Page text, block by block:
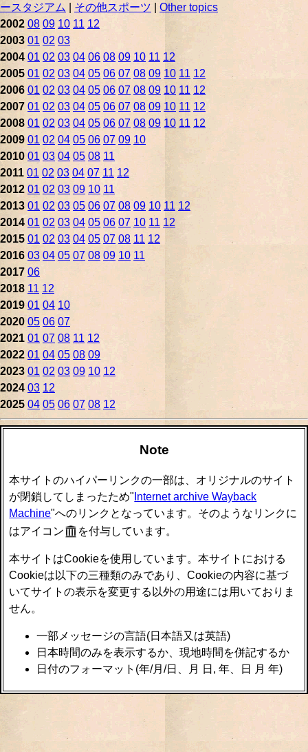
ースタジアム
その他スポーツ
Other topics
2002 08 09 10 11 12
2003 01 02 03
2004 01 02 03 04 06 08 09 10 11 12
2005 01 02 03 04 05 06 07 08 09 10 11 12
2006 01 02 03 04 05 06 07 08 09 10 11 12
2007 01 02 03 04 05 06 07 08 09 10 11 12
2008 01 02 03 04 05 06 07 08 09 10 11 12
2009 01 02 04 05 06 07 09 10
2010 01 03 04 05 08 11
2011 01 02 03 04 07 11 12
2012 01 02 03 09 10 11
2013 01 02 03 05 06 07 08 09 10 11 12
2014 01 02 03 04 05 06 07 10 11 12
2015 01 02 03 04 05 07 08 11 12
2016 03 04 05 07 08 09 10 11
2017 06
2018 11 12
2019 01 04 10
2020 05 06 07
2021 01 07 08 11 12
2022 01 04 05 08 09
2023 01 02 03 09 10 12
2024 03 12
2025 04 05 06 07 08 12
Note
本サイトのハイパーリンクの一部は、オリジナルのサイト
が閉鎖してしまったため" Internet archive Wayback
Machine"へのリンクとなっています。そのようなリンクに
はアイコン
を付与しています。
本サイトはCookieを使用しています。本サイトにおける
Cookieは以下の三種類のみであり、Cookieの内容に基づ
いてサイトの表示を変更する以外の用途には用いておりま
せん。
一部メッセージの言語(日本語又は英語)
日本時間のみを表示するか、現地時間を併記するか
日付のフォーマット(年/月/日、月 日, 年、日 月 年)